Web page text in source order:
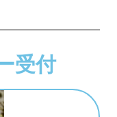
受付